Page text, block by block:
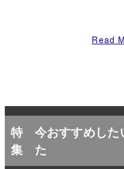
Read
特
集
今おすすめした
た